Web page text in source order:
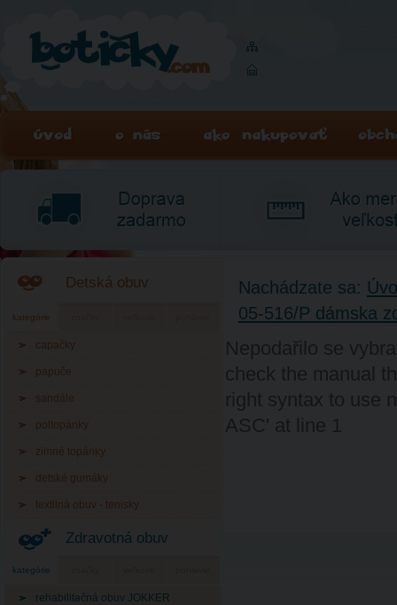
Detská obuv
kategórie
capačky
papuče
sandále
poltopánky
zimné topánky
detské gumáky
textilná obuv - tenisky
Zdravotná obuv
kategórie
rehabilitačná obuv JOKKER
Nachádzate sa:
05-516/P dámska